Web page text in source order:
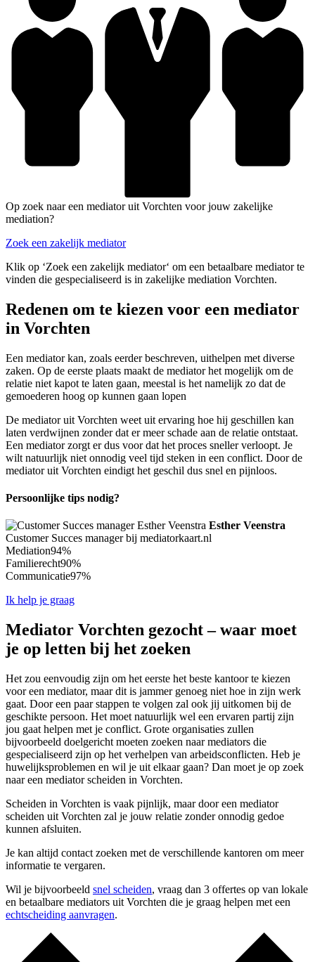
Op zoek naar een mediator uit Vorchten voor jouw zakelijke
mediation?
Zoek een zakelijk mediator
Klik op ‘Zoek een zakelijk mediator‘ om een betaalbare mediator te
vinden die gespecialiseerd is in zakelijke mediation Vorchten.
Redenen om te kiezen voor een mediator
in Vorchten
Een mediator kan, zoals eerder beschreven, uithelpen met diverse
zaken. Op de eerste plaats maakt de mediator het mogelijk om de
relatie niet kapot te laten gaan, meestal is het namelijk zo dat de
gemoederen hoog op kunnen gaan lopen
De mediator uit Vorchten weet uit ervaring hoe hij geschillen kan
laten verdwijnen zonder dat er meer schade aan de relatie ontstaat.
Een mediator zorgt er dus voor dat het proces sneller verloopt. Je
wilt natuurlijk niet onnodig veel tijd steken in een conflict. Door de
mediator uit Vorchten eindigt het geschil dus snel en pijnloos.
Persoonlijke tips nodig?
Esther Veenstra
Customer Succes manager bij mediatorkaart.nl
Mediation94%
Familierecht90%
Communicatie97%
Ik help je graag
Mediator Vorchten gezocht – waar moet
je op letten bij het zoeken
Het zou eenvoudig zijn om het eerste het beste kantoor te kiezen
voor een mediator, maar dit is jammer genoeg niet hoe in zijn werk
gaat. Door een paar stappen te volgen zal ook jij uitkomen bij de
geschikte persoon. Het moet natuurlijk wel een ervaren partij zijn
jou gaat helpen met je conflict. Grote organisaties zullen
bijvoorbeeld doelgericht moeten zoeken naar mediators die
gespecialiseerd zijn op het verhelpen van arbeidsconflicten. Heb je
huwelijksproblemen en wil je uit elkaar gaan? Dan moet je op zoek
naar een mediator scheiden in Vorchten.
Scheiden in Vorchten is vaak pijnlijk, maar door een mediator
scheiden uit Vorchten zal je jouw relatie zonder onnodig gedoe
kunnen afsluiten.
Je kan altijd contact zoeken met de verschillende kantoren om meer
informatie te vergaren.
Wil je bijvoorbeeld snel scheiden, vraag dan 3 offertes op van lokale
en betaalbare mediators uit Vorchten die je graag helpen met een
echtscheiding aanvragen.